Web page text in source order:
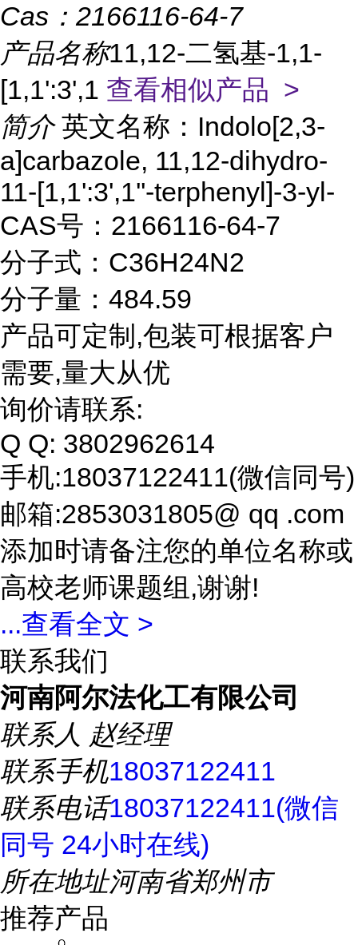
Cas： 2166116-64-7
产品名称11,12-二氢基-1,1-
[1,1':3',1 查看相似产品 >
简介 英文名称：Indolo[2,3-
a]carbazole, 11,12-dihydro-
11-[1,1':3',1''-terphenyl]-3-yl-
CAS号：2166116-64-7
分子式：C36H24N2
分子量：484.59
产品可定制,包装可根据客户
需要,量大从优
询价请联系:
Q Q: 3802962614
手机:18037122411(微信同号)
邮箱:2853031805@ qq .com
添加时请备注您的单位名称或
高校老师课题组,谢谢!
...查看全文 >
联系我们
河南阿尔法化工有限公司
联系人 赵经理
联系手机18037122411
联系电话18037122411(微信
同号 24小时在线)
所在地址河南省郑州市
推荐产品